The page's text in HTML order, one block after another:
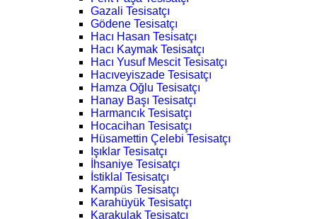
Gazali Tesisatçı
Gödene Tesisatçı
Hacı Hasan Tesisatçı
Hacı Kaymak Tesisatçı
Hacı Yusuf Mescit Tesisatçı
Hacıveyiszade Tesisatçı
Hamza Oğlu Tesisatçı
Hanay Başı Tesisatçı
Harmancık Tesisatçı
Hocacihan Tesisatçı
Hüsamettin Çelebi Tesisatçı
Işıklar Tesisatçı
İhsaniye Tesisatçı
İstiklal Tesisatçı
Kampüs Tesisatçı
Karahüyük Tesisatçı
Karakulak Tesisatçı